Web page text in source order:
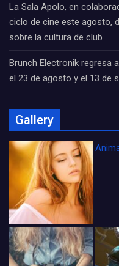
La Sala Apolo, en
ciclo de cine este agosto,
sobre la cultura de club
Brunch Electronik regresa
el 23 de agosto y el 13 de
Gallery